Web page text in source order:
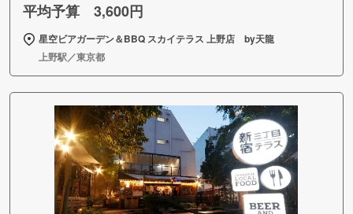
平均予算 3,600円
星空ビアガーデン＆BBQ スカイテラス 上野店 by天龍
上野駅／東京都